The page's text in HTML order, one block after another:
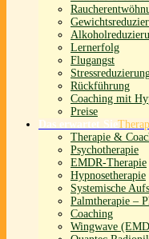
Lernerfolg
Flugangst
Rückführung
Coaching mit
Preise
Das erwartet Sie
Therapie &
Psychotherapie
EMDR-Therapie
Hypnosetherapie
Systemische
Palmtherapie –
Coaching
Wingwave